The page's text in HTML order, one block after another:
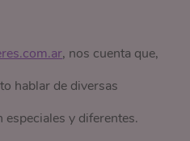
, nos cuenta que,
hablar de diversas
y diferentes.